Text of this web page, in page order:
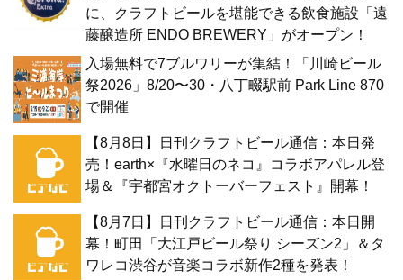
に、クラフトビールを堪能できる飲食施設「遠
藤醸造所 ENDO BREWERY」がオープン！
入場無料で7ブルワリーが集結！「川崎ビール
祭2026」8/20〜30・八丁畷駅前 Park Line 870
で開催
【8月8日】日刊クラフトビール通信：本日発
売！earth×『水曜日のネコ』コラボアパレル登
場＆『宇都宮オクトーバーフェスト』開幕！
【8月7日】日刊クラフトビール通信：本日開
幕！町田「大江戸ビール祭り シーズン2」＆タ
ワレコ渋谷が音楽コラボ新作2種を発表！